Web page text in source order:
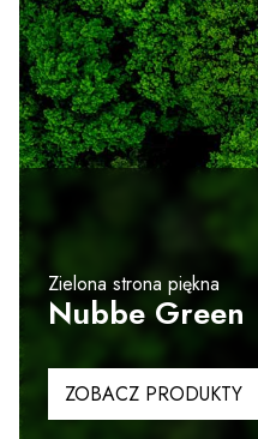
Zielona strona piękna
Nubbe Green
ZOBACZ PRODUKTY